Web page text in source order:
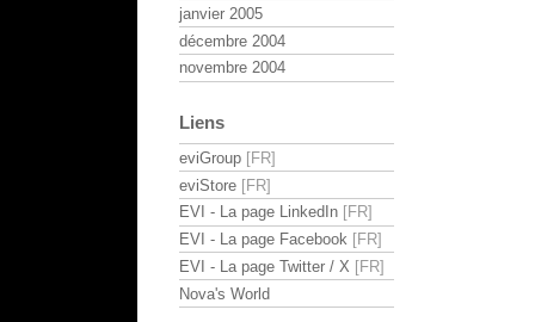
janvier 2005
décembre 2004
novembre 2004
Liens
eviGroup
eviStore
EVI - La page LinkedIn
EVI - La page Facebook
EVI - La page Twitter / X
Nova's World